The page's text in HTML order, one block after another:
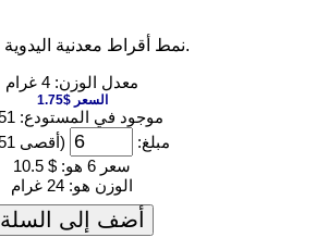
نمط أقراط معدنية اليدوية مع نازكا زخرفة بيرو.
معدل الوزن: 4 غرام
السعر $1.75
موجود في المستودع: 9951
مبلغ:
(أقصى 9951)
سعر 6 هو:
$ 10.5
الوزن هو: 24 غرام
أضف إلى السلة